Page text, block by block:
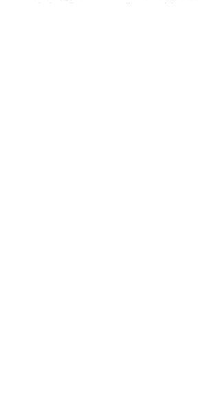
prehnite Silver/
Silver/ Gold